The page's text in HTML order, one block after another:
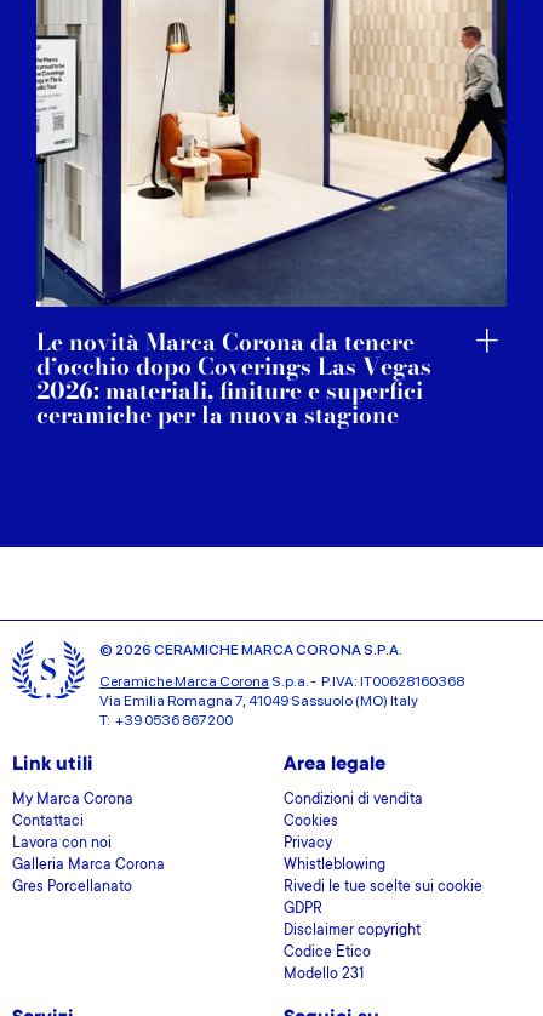
Le novità Marca Corona da tenere
d’occhio dopo Coverings Las Vegas
2026: materiali, finiture e superfici
ceramiche per la nuova stagione
© 2026 CERAMICHE MARCA CORONA S.P.A.
Ceramiche Marca Corona S.p.a. - P.IVA: IT00628160368
Via Emilia Romagna 7, 41049 Sassuolo (MO) Italy
T: +39 0536 867200
Link utili
My Marca Corona
Contattaci
Lavora con noi
Galleria Marca Corona
Gres Porcellanato
Area legale
Condizioni di vendita
Cookies
Privacy
Whistleblowing
Rivedi le tue scelte sui cookie
GDPR
Disclaimer copyright
Codice Etico
Modello 231